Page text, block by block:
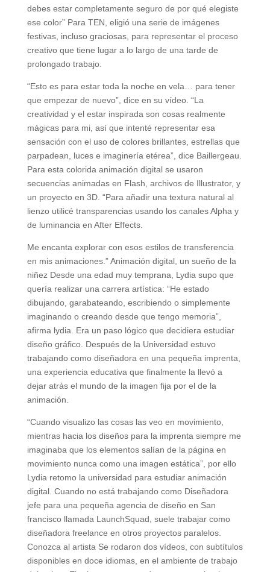
debes estar completamente seguro de por qué elegiste
ese color” Para TEN, eligió una serie de imágenes
festivas, incluso graciosas, para representar el proceso
creativo que tiene lugar a lo largo de una tarde de
prolongado trabajo.
“Esto es para estar toda la noche en vela… para tener
que empezar de nuevo”, dice en su vídeo. “La
creatividad y el estar inspirada son cosas realmente
mágicas para mi, así que intenté representar esa
sensación con el uso de colores brillantes, estrellas que
parpadean, luces e imaginería etérea”, dice Baillergeau.
Para esta colorida animación digital se usaron
secuencias animadas en Flash, archivos de Illustrator, y
un proyecto en 3D. “Para añadir una textura natural al
lienzo utilicé transparencias usando los canales Alpha y
de luminancia en After Effects.
Me encanta explorar con esos estilos de transferencia
en mis animaciones.” Animación digital, un sueño de la
niñez Desde una edad muy temprana, Lydia supo que
quería realizar una carrera artística: “He estado
dibujando, garabateando, escribiendo o simplemente
imaginando o creando desde que tengo memoria”,
afirma lydia. Era un paso lógico que decidiera estudiar
diseño gráfico. Después de la Universidad estuvo
trabajando como diseñadora en una pequeña imprenta,
una experiencia educativa que finalmente la llevó a
dejar atrás el mundo de la imagen fija por el de la
animación.
“Cuando visualizo las cosas las veo en movimiento,
mientras hacia los diseños para la imprenta siempre me
imaginaba que los elementos salían de la página en
movimiento nunca como una imagen estática”, por ello
Lydia retomo la universidad para estudiar animación
digital. Cuando no está trabajando como Diseñadora
jefe para una pequeña agencia de diseño en San
francisco llamada LaunchSquad, suele trabajar como
diseñadora freelance en otros proyectos paralelos.
Conozca al artista Se rodaron dos vídeos, con subtítulos
disponibles en doce idiomas, en el ambiente de trabajo